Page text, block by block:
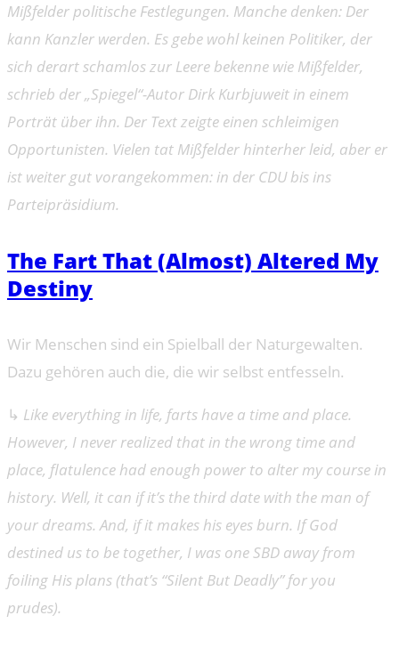
Mißfelder politische Festlegungen. Manche denken: Der
kann Kanzler werden. Es gebe wohl keinen Politiker, der
sich derart schamlos zur Leere bekenne wie Mißfelder,
schrieb der „Spiegel“-Autor Dirk Kurbjuweit in einem
Porträt über ihn. Der Text zeigte einen schleimigen
Opportunisten. Vielen tat Mißfelder hinterher leid, aber er
ist weiter gut vorangekommen: in der CDU bis ins
Parteipräsidium.
The Fart That (Almost) Altered My
Destiny
Wir Menschen sind ein Spielball der Naturgewalten.
Dazu gehören auch die, die wir selbst entfesseln.
↳ Like everything in life, farts have a time and place.
However, I never realized that in the wrong time and
place, flatulence had enough power to alter my course in
history. Well, it can if it’s the third date with the man of
your dreams. And, if it makes his eyes burn. If God
destined us to be together, I was one SBD away from
foiling His plans (that’s “Silent But Deadly” for you
prudes).